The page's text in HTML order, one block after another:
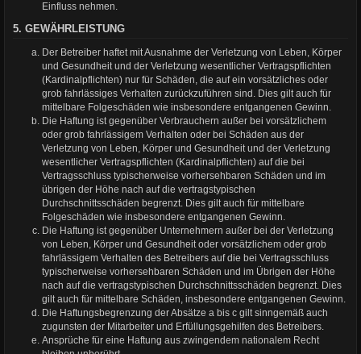
Einfluss nehmen.
5. GEWÄHRLEISTUNG
Der Betreiber haftet mit Ausnahme der Verletzung von Leben, Körper
und Gesundheit und der Verletzung wesentlicher Vertragspflichten
(Kardinalpflichten) nur für Schäden, die auf ein vorsätzliches oder
grob fahrlässiges Verhalten zurückzuführen sind. Dies gilt auch für
mittelbare Folgeschäden wie insbesondere entgangenen Gewinn.
Die Haftung ist gegenüber Verbrauchern außer bei vorsätzlichem
oder grob fahrlässigem Verhalten oder bei Schäden aus der
Verletzung von Leben, Körper und Gesundheit und der Verletzung
wesentlicher Vertragspflichten (Kardinalpflichten) auf die bei
Vertragsschluss typischerweise vorhersehbaren Schäden und im
übrigen der Höhe nach auf die vertragstypischen
Durchschnittsschäden begrenzt. Dies gilt auch für mittelbare
Folgeschäden wie insbesondere entgangenen Gewinn.
Die Haftung ist gegenüber Unternehmern außer bei der Verletzung
von Leben, Körper und Gesundheit oder vorsätzlichem oder grob
fahrlässigem Verhalten des Betreibers auf die bei Vertragsschluss
typischerweise vorhersehbaren Schäden und im Übrigen der Höhe
nach auf die vertragstypischen Durchschnittsschäden begrenzt. Dies
gilt auch für mittelbare Schäden, insbesondere entgangenen Gewinn.
Die Haftungsbegrenzung der Absätze a bis c gilt sinngemäß auch
zugunsten der Mitarbeiter und Erfüllungsgehilfen des Betreibers.
Ansprüche für eine Haftung aus zwingendem nationalem Recht